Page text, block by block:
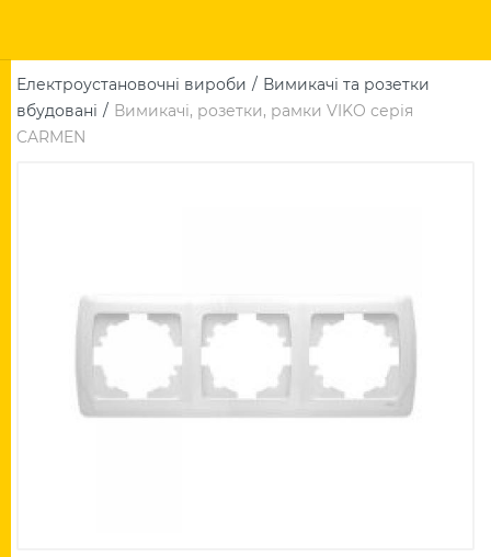
Електроустановочні вироби
Вимикачі та розетки
вбудовані
Вимикачі, розетки, рамки VIKO серія
CARMEN